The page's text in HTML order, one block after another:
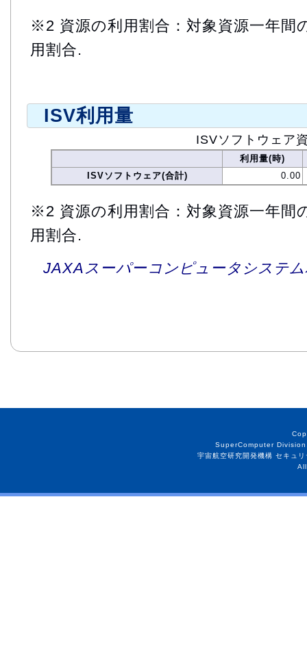
※2 資源の利用割合：対象資源一年間
用割合.
ISV利用量
ISVソフトウェア
利用量(時)
ISVソフトウェア(合計)
0.00
※2 資源の利用割合：対象資源一年間
用割合.
JAXAスーパーコンピュータシステ
SuperComputer
宇宙航空研究開発機構 セキュ